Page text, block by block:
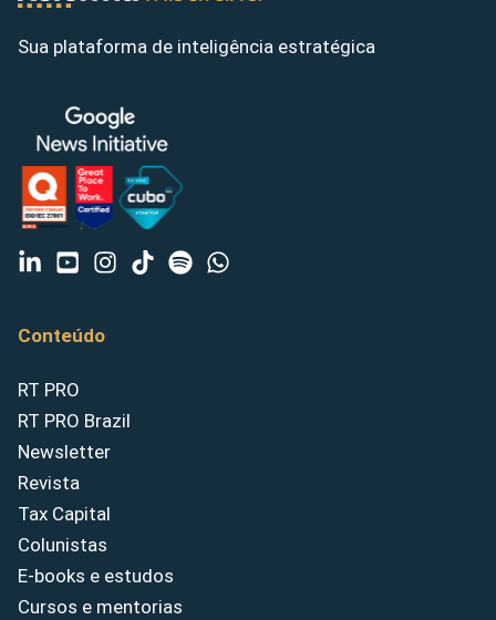
Sua plataforma de inteligência estratégica
Conteúdo
RT PRO
RT PRO Brazil
Newsletter
Revista
Tax Capital
Colunistas
E-books e estudos
Cursos e mentorias